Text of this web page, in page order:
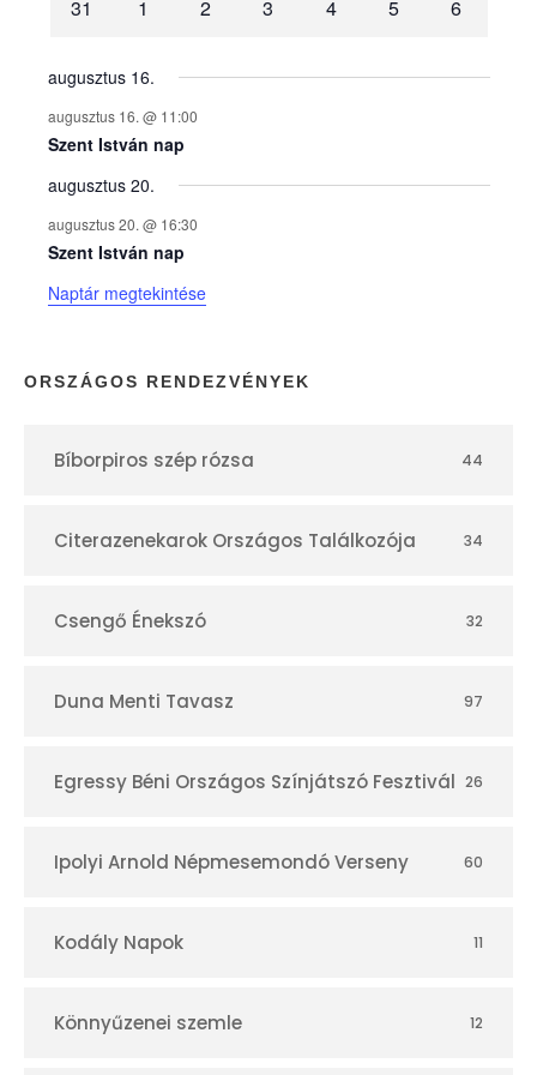
n
y
e
k
n
a
p
r
31
1 2 3 4 5 6
augusztus 16.
augusztus 16. @ 11:00
Szent István nap
augusztus 20.
augusztus 20. @ 16:30
Szent István nap
Naptár megtekintése
ORSZÁGOS RENDEZVÉNYEK
Bíborpiros szép rózsa 44
Citerazenekarok Országos Találkozója 34
Csengő Énekszó 32
Duna Menti Tavasz 97
Egressy Béni Országos Színjátszó Fesztivál 26
Ipolyi Arnold Népmesemondó Verseny 60
Kodály Napok 11
Könnyűzenei szemle 12